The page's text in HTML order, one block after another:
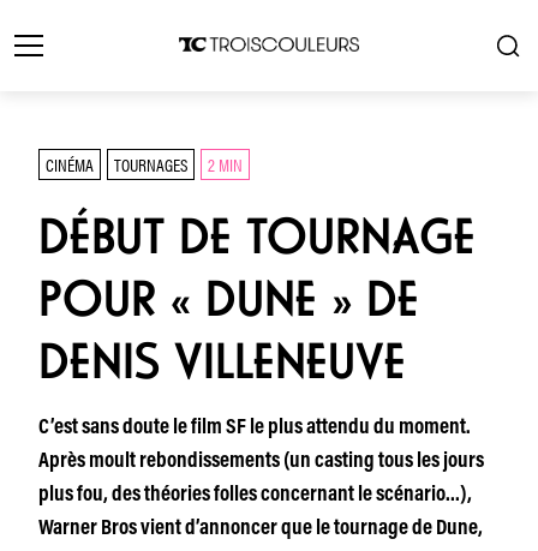
CINÉMA TOURNAGES 2 MIN
DÉBUT DE TOURNAGE
POUR « DUNE » DE
DENIS VILLENEUVE
C’est sans doute le film SF le plus attendu du moment.
Après moult rebondissements (un casting tous les jours
plus fou, des théories folles concernant le scénario…),
Warner Bros vient d’annoncer que le tournage de Dune,